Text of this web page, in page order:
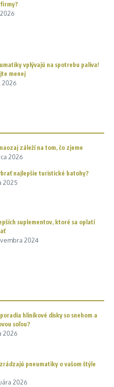
vplývajú na spotrebu paliva!
menej
2026
záleží na tom, čo zjeme
2026
najlepšie turistické batohy?
2025
suplementov, ktoré sa oplatí
2024
hliníkové disky so snehom a
soľou?
2026
pneumatiky o vašom štýle
2026